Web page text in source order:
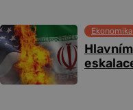
Ekonomika